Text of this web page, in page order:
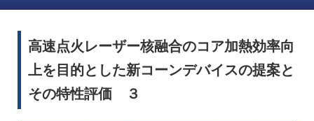
高速点火レーザー核融合のコア加熱効率向
上を目的とした新コーンデバイスの提案と
その特性評価 ３